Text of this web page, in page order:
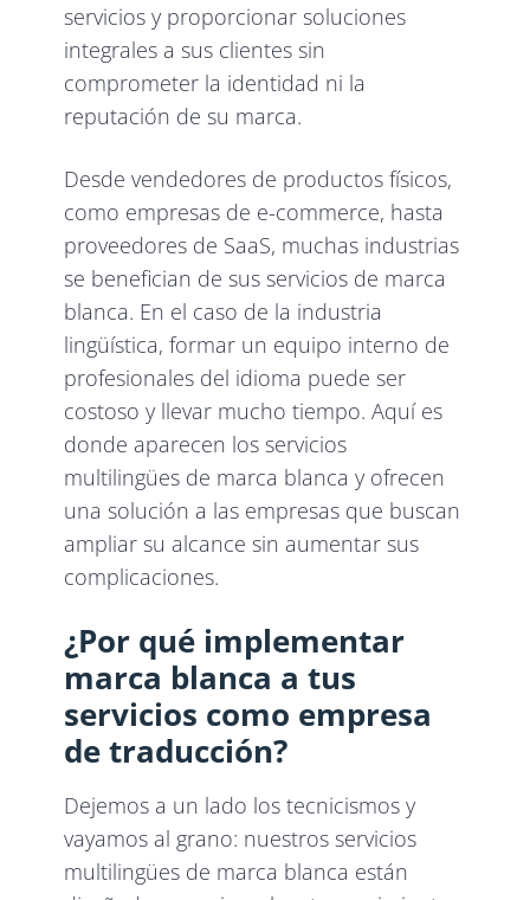
servicios y proporcionar soluciones
integrales a sus clientes sin
comprometer la identidad ni la
reputación de su marca.
Desde vendedores de productos físicos,
como empresas de e-commerce, hasta
proveedores de SaaS, muchas industrias
se benefician de sus servicios de marca
blanca. En el caso de la industria
lingüística, formar un equipo interno de
profesionales del idioma puede ser
costoso y llevar mucho tiempo. Aquí es
donde aparecen los servicios
multilingües de marca blanca y ofrecen
una solución a las empresas que buscan
ampliar su alcance sin aumentar sus
complicaciones.
¿Por qué implementar
marca blanca a tus
servicios como empresa
de traducción?
Dejemos a un lado los tecnicismos y
vayamos al grano: nuestros servicios
multilingües de marca blanca están